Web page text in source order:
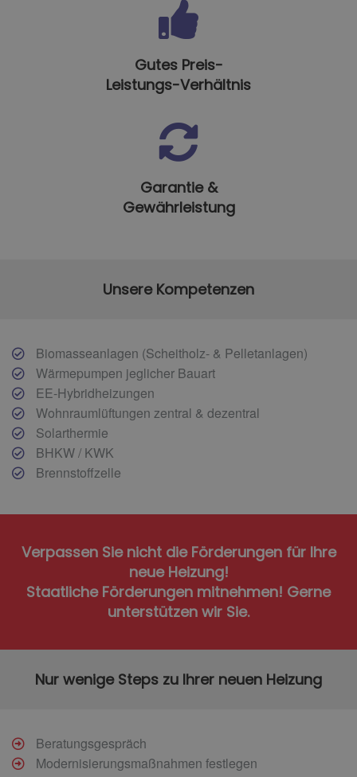
Gutes Preis-
Leistungs-Verhältnis
Garantie &
Gewährleistung
Unsere Kompetenzen
Biomasseanlagen (Scheitholz- & Pelletanlagen)
Wärmepumpen jeglicher Bauart
EE-Hybridheizungen
Wohnraumlüftungen zentral & dezentral
Solarthermie
BHKW / KWK
Brennstoffzelle
Verpassen Sie nicht die Förderungen für Ihre
neue Heizung!
Staatliche Förderungen mitnehmen! Gerne
unterstützen wir Sie.
Nur wenige Steps zu Ihrer neuen Heizung
Beratungsgespräch
Modernisierungsmaßnahmen festlegen